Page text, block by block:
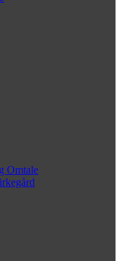
Omtale